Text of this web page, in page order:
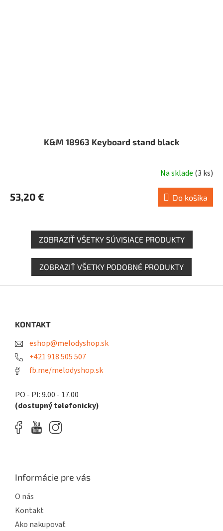
K&M 18963 Keyboard stand black
Na sklade (3 ks)
53,20 € Do košíka
ZOBRAZIŤ VŠETKY SÚVISIACE PRODUKTY
ZOBRAZIŤ VŠETKY PODOBNÉ PRODUKTY
KONTAKT
eshop@melodyshop.sk
+421 918 505 507
fb.me/melodyshop.sk
PO - PI: 9.00 - 17.00
(dostupný telefonicky)
Informácie pre vás
O nás
Kontakt
Ako nakupovať